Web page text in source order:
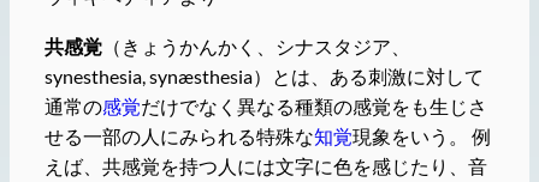
共感覚（きょうかんかく、シナスタジア、
synesthesia, synæsthesia）とは、ある刺激に対して
通常の感覚だけでなく異なる種類の感覚をも生じさ
せる一部の人にみられる特殊な知覚現象をいう。 例
えば、共感覚を持つ人には文字に色を感じたり、音